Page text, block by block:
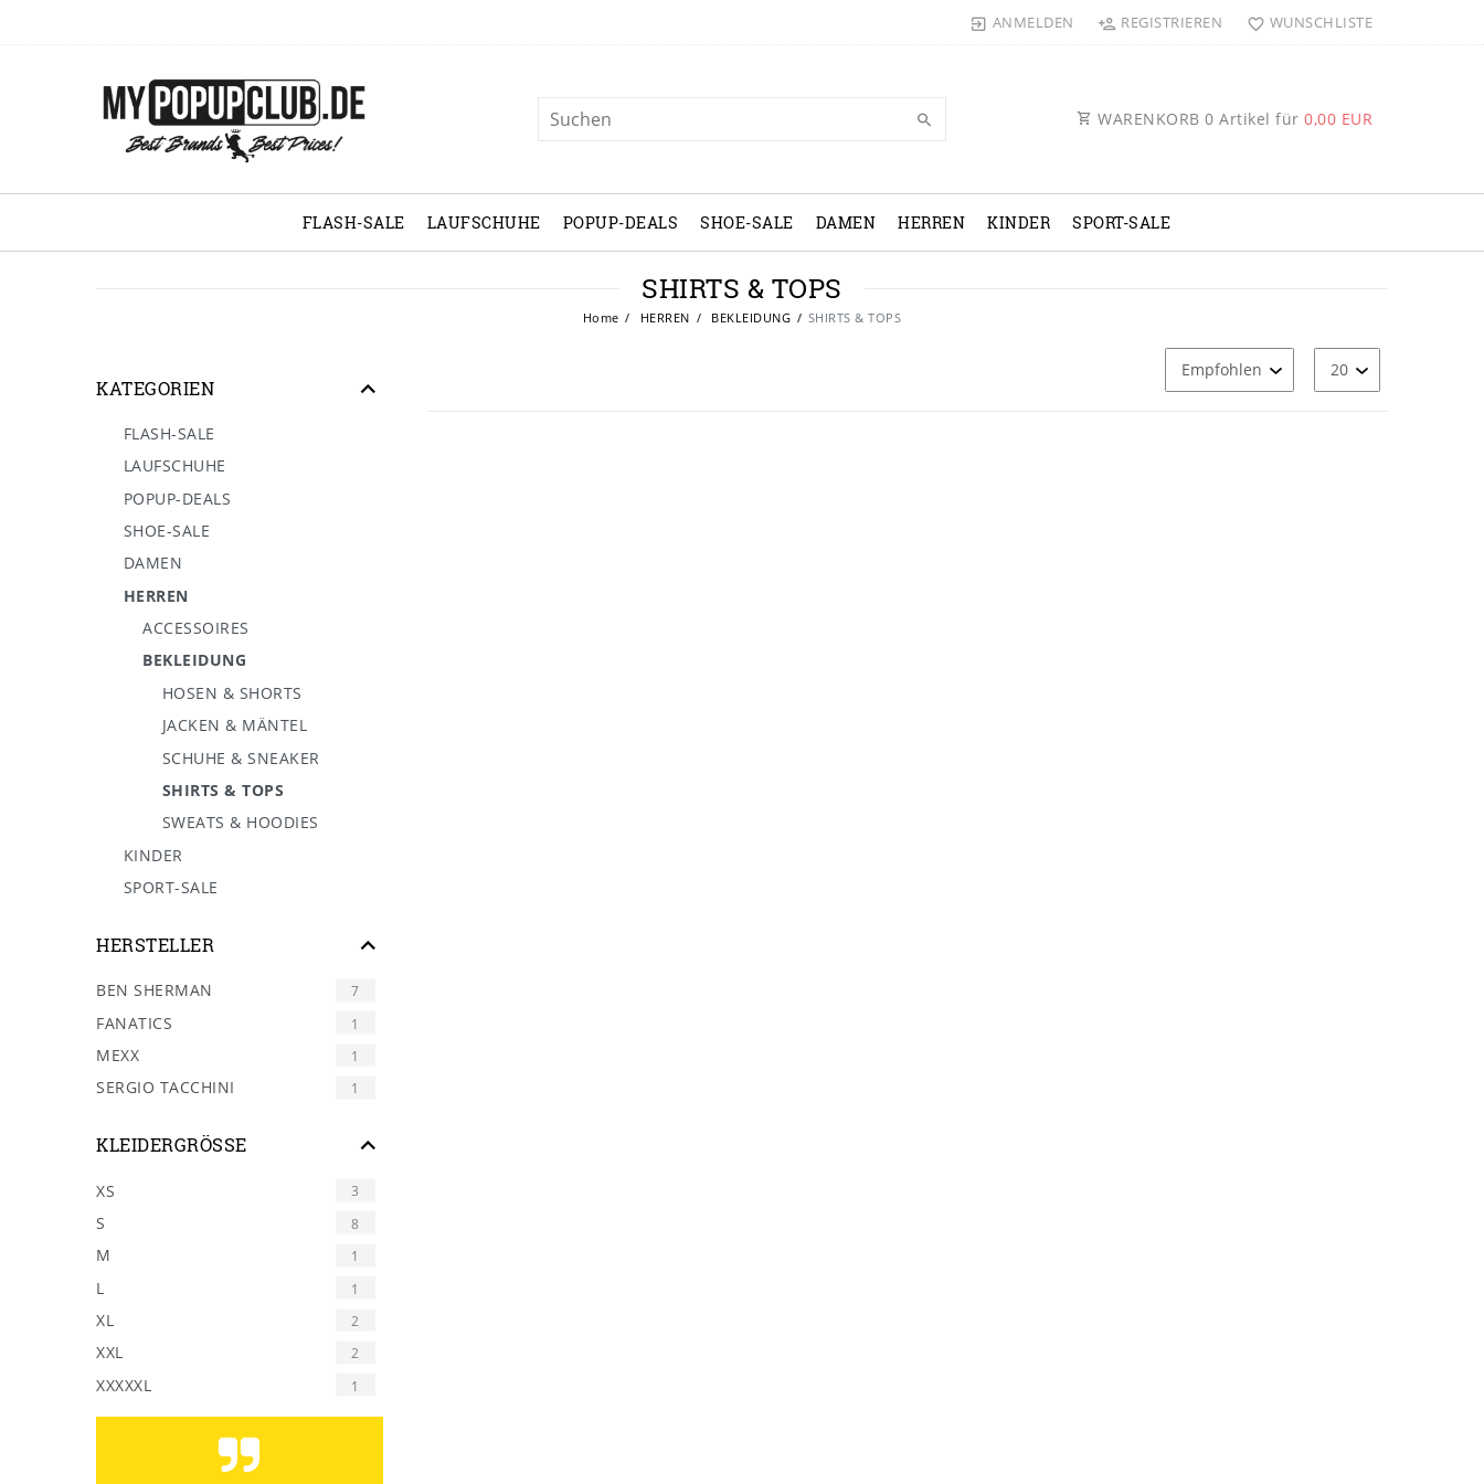
ANMELDEN REGISTRIEREN WUNSCHLISTE
WARENKORB 0 Artikel für 0,00 EUR
FLASH-SALE LAUFSCHUHE POPUP-DEALS SHOE-SALE DAMEN HERREN KINDER SPORT-SALE
SHIRTS & TOPS
Home HERREN BEKLEIDUNG SHIRTS & TOPS
KATEGORIEN
FLASH-SALE
LAUFSCHUHE
POPUP-DEALS
SHOE-SALE
DAMEN
HERREN
ACCESSOIRES
BEKLEIDUNG
HOSEN & SHORTS
JACKEN & MÄNTEL
SCHUHE & SNEAKER
SHIRTS & TOPS
SWEATS & HOODIES
KINDER
SPORT-SALE
HERSTELLER
BEN SHERMAN 7
FANATICS 1
MEXX 1
SERGIO TACCHINI 1
KLEIDERGRÖSSE
XS 3
S 8
M 1
L 1
XL 2
XXL 2
XXXXXL 1